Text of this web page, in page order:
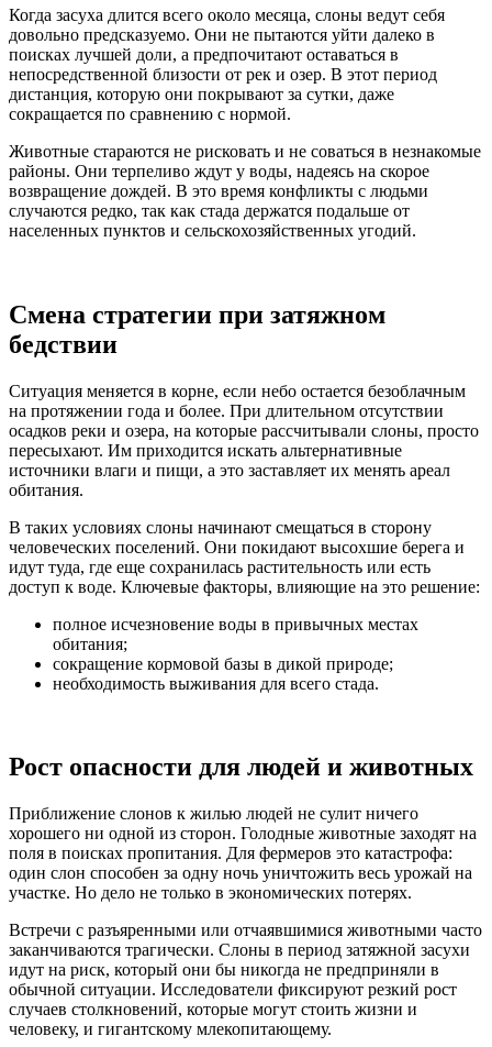
Когда засуха длится всего около месяца, слоны ведут себя
довольно предсказуемо. Они не пытаются уйти далеко в
поисках лучшей доли, а предпочитают оставаться в
непосредственной близости от рек и озер. В этот период
дистанция, которую они покрывают за сутки, даже
сокращается по сравнению с нормой.
Животные стараются не рисковать и не соваться в незнакомые
районы. Они терпеливо ждут у воды, надеясь на скорое
возвращение дождей. В это время конфликты с людьми
случаются редко, так как стада держатся подальше от
населенных пунктов и сельскохозяйственных угодий.
Смена стратегии при затяжном
бедствии
Ситуация меняется в корне, если небо остается безоблачным
на протяжении года и более. При длительном отсутствии
осадков реки и озера, на которые рассчитывали слоны, просто
пересыхают. Им приходится искать альтернативные
источники влаги и пищи, а это заставляет их менять ареал
обитания.
В таких условиях слоны начинают смещаться в сторону
человеческих поселений. Они покидают высохшие берега и
идут туда, где еще сохранилась растительность или есть
доступ к воде. Ключевые факторы, влияющие на это решение:
полное исчезновение воды в привычных местах
обитания;
сокращение кормовой базы в дикой природе;
необходимость выживания для всего стада.
Рост опасности для людей и животных
Приближение слонов к жилью людей не сулит ничего
хорошего ни одной из сторон. Голодные животные заходят на
поля в поисках пропитания. Для фермеров это катастрофа:
один слон способен за одну ночь уничтожить весь урожай на
участке. Но дело не только в экономических потерях.
Встречи с разъяренными или отчаявшимися животными часто
заканчиваются трагически. Слоны в период затяжной засухи
идут на риск, который они бы никогда не предприняли в
обычной ситуации. Исследователи фиксируют резкий рост
случаев столкновений, которые могут стоить жизни и
человеку, и гигантскому млекопитающему.